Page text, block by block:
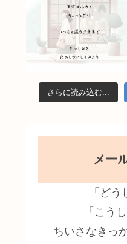
さらに読み込む...
メー
「ど
「こう
ちいさなきっ